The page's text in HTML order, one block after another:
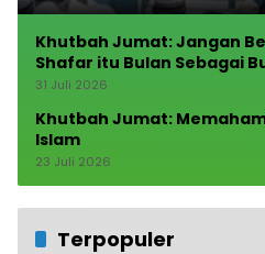
Khutbah Jumat: Jangan
Shafar itu Bulan Sebagai
31 Juli 2026
Khutbah Jumat:
Islam
23 Juli 2026
Terpopuler